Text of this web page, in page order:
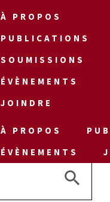
À PROPOS
PUBLICATIONS
SOUMISSIONS
ÉVÈNEMENTS
JOINDRE
À PROPOS
ÉVÈNEMENTS